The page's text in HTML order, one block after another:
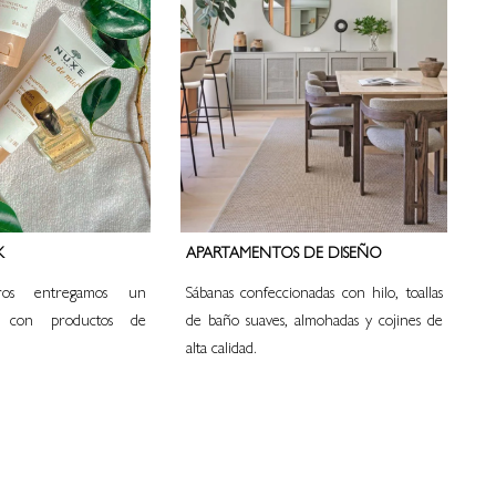
entregamos un
con productos de
APARTAMENTOS DE DISEÑO
Sábanas confeccionadas con hilo, toallas
de baño suaves, almohadas y cojines de
alta calidad.